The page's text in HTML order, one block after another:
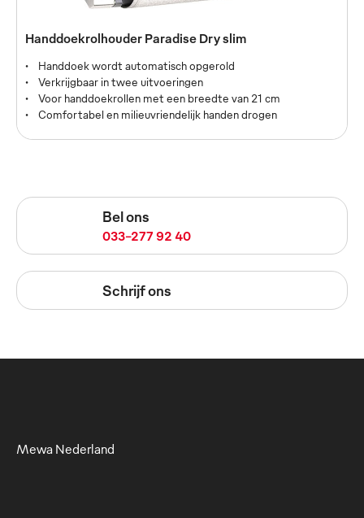
Handdoekrolhouder Paradise Dry slim
Handdoek wordt automatisch opgerold
Verkrijgbaar in twee uitvoeringen
Voor handdoekrollen met een breedte van 21 cm
Comfortabel en milieuvriendelijk handen drogen
Bel ons
033-277 92 40
Schrijf ons
Mewa Nederland